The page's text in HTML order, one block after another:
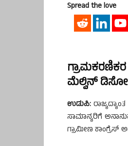
Spread the love
ಮೆಲ್ವಿನ್
ಉಡುಪಿ:
ಸಾಮಾನ್ಯರಿಗೆ
ಗ್ರಾಮೀಣ ಕಾಂಗ್ರೆಸ್